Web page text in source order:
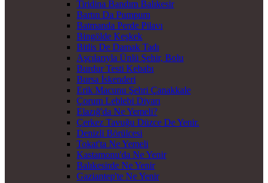
Tiridina Bandım Balıkesir
Bartın Da Pumpum
Batmanda Perde Pilavı
Bingölde Keşkek
Bitlis De Damak Tadı
Aşçılarıyla Ünlü Şehir, Bolu
Burdur Testi Kebabı
Bursa İskenderi
Erik Macunu Şehri Çanakkale
Çorum Leblebi Diyarı
Elazığ'da Ne Yemeli?
Çerkez Tavuğu Düzce De Yenir.
Denizli Börülcesi
Tokat'ta Ne Yemeli
Kastamonu'da Ne Yenir
Balıkesirde Ne Yenir
Gaziantep'te Ne Yenir